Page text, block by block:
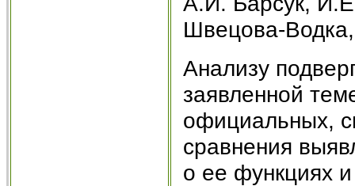
Швецова-
Анализу
заявленной
официальных,
сравнения
о ее функциях